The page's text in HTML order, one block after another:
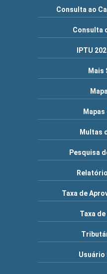
Consulta ao
Consulta
IPTU
Mais
Multas
Pesquisa
Taxa de
Taxa
Usuário